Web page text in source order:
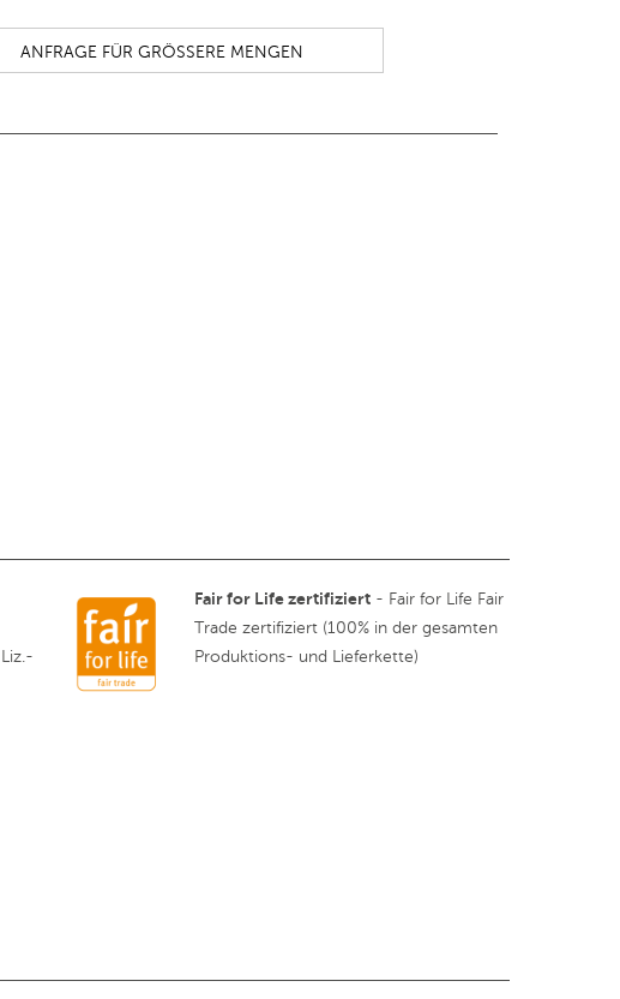
Fair for Life zertifiziert- Fair for Life Fair
Trade zertifiziert (100% in der gesamten
Produktions- und Lieferkette)